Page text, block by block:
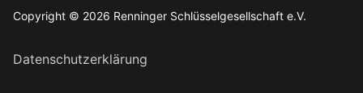
Copyright © 2026 Renninger Schlüsselgesellschaft e.V.
Datenschutzerklärung